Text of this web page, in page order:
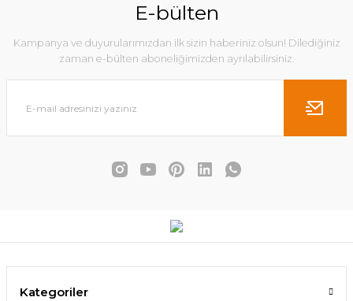
E-bülten
Kampanya ve duyurularımızdan ilk sizin haberiniz olsun! Dilediğiniz
zaman e-bülten aboneliğimizden ayrılabilirsiniz.
Kategoriler